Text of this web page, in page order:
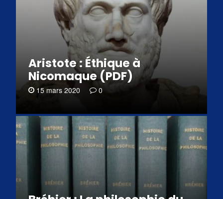
Aristote : Éthique à
Nicomaque (PDF)
15 mars 2020 0